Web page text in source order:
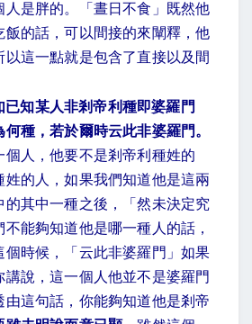
人是胖的。「晝日不食」既然他
飯的話，可以間接的來闡釋，他
以這一點就是包含了直接以及間
已知某人非剎帝利種即婆羅門
種，若於爾時云此非婆羅門。
個人，他要不是剎帝利種姓的
姓的人，如果我們知道他是這兩
的其中一種之後，「然未決定究
能夠知道他是哪一種人的話，
個時候，「云此非婆羅門」如果
講說，這一個人他並不是婆羅門
由這句話，你能夠知道他是剎帝